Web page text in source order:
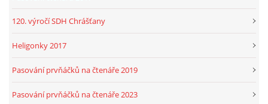
120. výročí SDH Chrášťany
Heligonky 2017
Pasování prvňáčků na čtenáře 2019
Pasování prvňáčků na čtenáře 2023